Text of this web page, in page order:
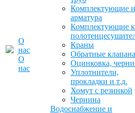
О
нас
О
нас
Комплектующие и
арматура
Комплектующие к
Краны
Обратные клапана
Оцинковка,
Уплотнители,
прокладки и т.д.
Хомут с резинкой
Чернина
Водоснабжение и